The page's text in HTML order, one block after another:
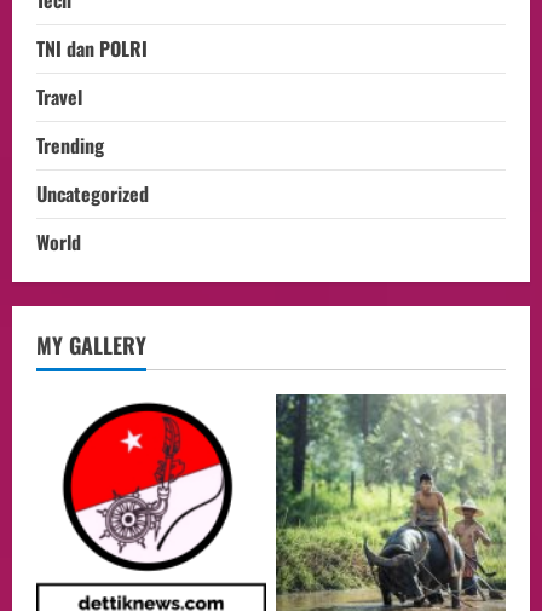
TNI dan POLRI
Travel
Trending
Uncategorized
World
MY GALLERY
lembaga investor, Berorientasi Untuk
Meningkatkan SDM
05/08/2026
3
Health
Aliyuddin: Anak Indonesia di Luar Negeri
Harus Berprestasi, Berkarakter, dan
Menjaga Nama Baik Bangsa
05/08/2026